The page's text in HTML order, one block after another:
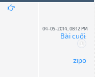
04-05-2014, 08:12 PM
Bài cuối:
zipo